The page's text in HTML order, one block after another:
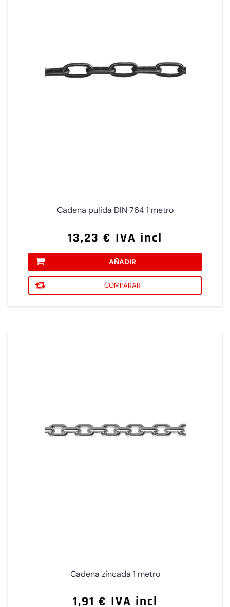
Cadena pulida DIN 764 1 metro
13,23 € IVA incl
AÑADIR
COMPARAR
Cadena zincada 1 metro
1,91 € IVA incl